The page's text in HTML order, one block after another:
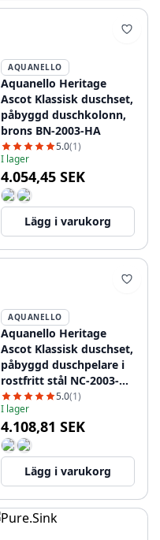
AQUANELLO
Aquanello Heritage
Ascot Klassisk duschset,
påbyggd duschkolonn,
brons BN-2003-HA
5.0(1)
I lager
4.054,45 SEK
Lägg i varukorg
AQUANELLO
Aquanello Heritage
Ascot Klassisk duschset,
påbyggd duschpelare i
rostfritt stål NC-2003-
HA
5.0(1)
I lager
4.108,81 SEK
Lägg i varukorg